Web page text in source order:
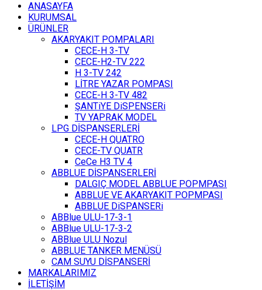
ANASAYFA
KURUMSAL
ÜRÜNLER
AKARYAKIT POMPALARI
CECE-H 3-TV
CECE-H2-TV 222
H 3-TV 242
LİTRE YAZAR POMPASI
CECE-H 3-TV 482
ŞANTiYE DiSPENSERi
TV YAPRAK MODEL
LPG DİSPANSERLERİ
CECE-H QUATRO
CECE-TV QUATR
CeCe H3 TV 4
ABBLUE DİSPANSERLERİ
DALGIÇ MODEL ABBLUE POPMPASI
ABBLUE VE AKARYAKIT POPMPASI
ABBLUE DiSPANSERi
ABBlue ULU-17-3-1
ABBlue ULU-17-3-2
ABBlue ULU Nozul
ABBLUE TANKER MENÜSÜ
CAM SUYU DİSPANSERİ
MARKALARIMIZ
İLETİŞİM